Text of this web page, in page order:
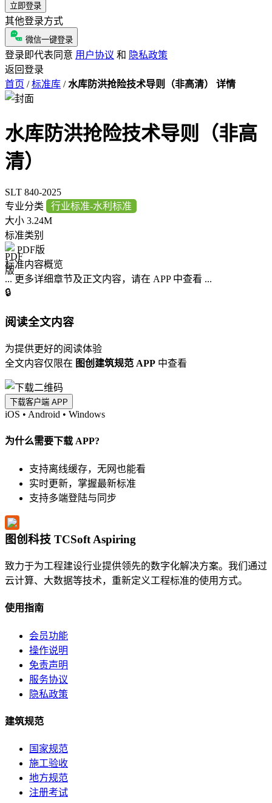
立即登录
其他登录方式
微信一键登录
登录即代表同意 用户协议 和 隐私政策
返回登录
首页 / 标准库 / 水库防洪抢险技术导则（非高清） 详情
水库防洪抢险技术导则（非高
清）
SLT 840-2025
专业分类
行业标准-水利标准
大小 3.24M
标准类别
PDF版
标准内容概览
... 更多详细章节及正文内容，请在 APP 中查看 ...
🔒
阅读全文内容
为提供更好的阅读体验
全文内容仅限在 图创建筑规范 APP 中查看
下载客户端 APP
iOS • Android • Windows
为什么需要下载 APP?
支持离线缓存，无网也能看
实时更新，掌握最新标准
支持多端登陆与同步
图创科技 TCSoft Aspiring
致力于为工程建设行业提供领先的数字化解决方案。我们通过
云计算、大数据等技术，重新定义工程标准的使用方式。
使用指南
会员功能
操作说明
免责声明
服务协议
隐私政策
建筑规范
国家规范
施工验收
地方规范
注册考试